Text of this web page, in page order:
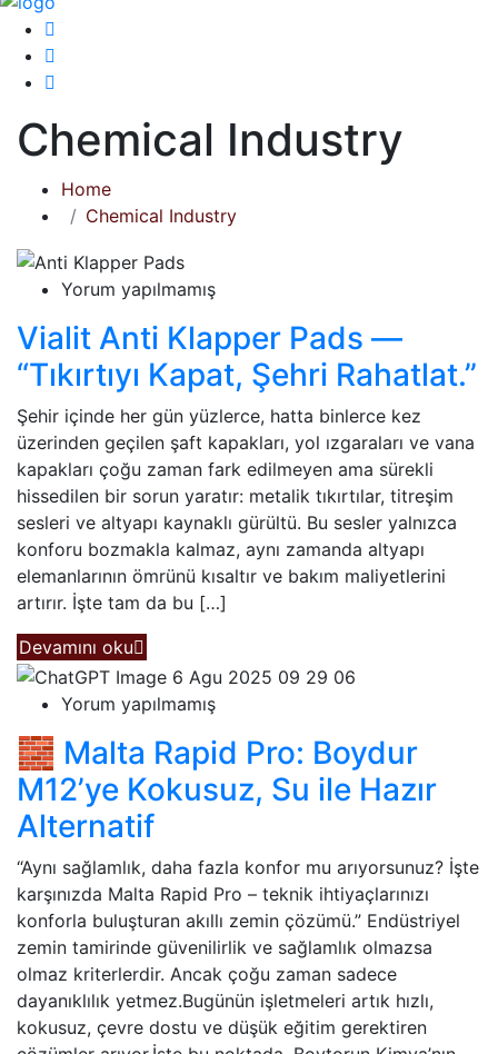
Chemical Industry
Home
Chemical Industry
Yorum yapılmamış
Vialit Anti Klapper Pads —
“Tıkırtıyı Kapat, Şehri Rahatlat.”
Şehir içinde her gün yüzlerce, hatta binlerce kez
üzerinden geçilen şaft kapakları, yol ızgaraları ve vana
kapakları çoğu zaman fark edilmeyen ama sürekli
hissedilen bir sorun yaratır: metalik tıkırtılar, titreşim
sesleri ve altyapı kaynaklı gürültü. Bu sesler yalnızca
konforu bozmakla kalmaz, aynı zamanda altyapı
elemanlarının ömrünü kısaltır ve bakım maliyetlerini
artırır. İşte tam da bu […]
Devamını oku
Yorum yapılmamış
🧱 Malta Rapid Pro: Boydur
M12’ye Kokusuz, Su ile Hazır
Alternatif
“Aynı sağlamlık, daha fazla konfor mu arıyorsunuz? İşte
karşınızda Malta Rapid Pro – teknik ihtiyaçlarınızı
konforla buluşturan akıllı zemin çözümü.” Endüstriyel
zemin tamirinde güvenilirlik ve sağlamlık olmazsa
olmaz kriterlerdir. Ancak çoğu zaman sadece
dayanıklılık yetmez.Bugünün işletmeleri artık hızlı,
kokusuz, çevre dostu ve düşük eğitim gerektiren